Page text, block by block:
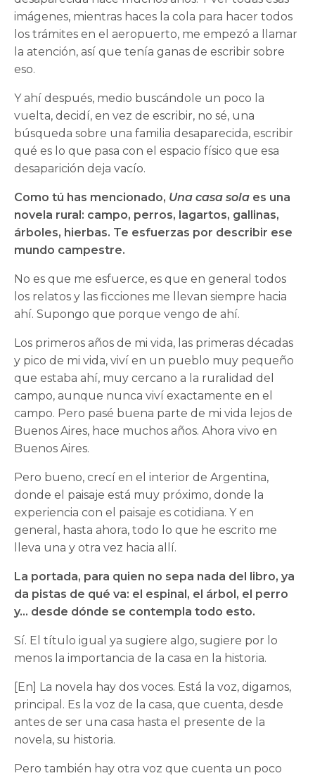
imágenes, mientras haces la cola para hacer todos
los trámites en el aeropuerto, me empezó a llamar
la atención, así que tenía ganas de escribir sobre
eso.
Y ahí después, medio buscándole un poco la
vuelta, decidí, en vez de escribir, no sé, una
búsqueda sobre una familia desaparecida, escribir
qué es lo que pasa con el espacio físico que esa
desaparición deja vacío.
Como tú has mencionado, Una casa sola es una
novela rural: campo, perros, lagartos, gallinas,
árboles, hierbas. Te esfuerzas por describir ese
mundo campestre.
No es que me esfuerce, es que en general todos
los relatos y las ficciones me llevan siempre hacia
ahí. Supongo que porque vengo de ahí.
Los primeros años de mi vida, las primeras décadas
y pico de mi vida, viví en un pueblo muy pequeño
que estaba ahí, muy cercano a la ruralidad del
campo, aunque nunca viví exactamente en el
campo. Pero pasé buena parte de mi vida lejos de
Buenos Aires, hace muchos años. Ahora vivo en
Buenos Aires.
Pero bueno, crecí en el interior de Argentina,
donde el paisaje está muy próximo, donde la
experiencia con el paisaje es cotidiana. Y en
general, hasta ahora, todo lo que he escrito me
lleva una y otra vez hacia allí.
La portada, para quien no sepa nada del libro, ya
da pistas de qué va: el espinal, el árbol, el perro
y… desde dónde se contempla todo esto.
Sí. El título igual ya sugiere algo, sugiere por lo
menos la importancia de la casa en la historia.
[En] La novela hay dos voces. Está la voz, digamos,
principal. Es la voz de la casa, que cuenta, desde
antes de ser una casa hasta el presente de la
novela, su historia.
Pero también hay otra voz que cuenta un poco